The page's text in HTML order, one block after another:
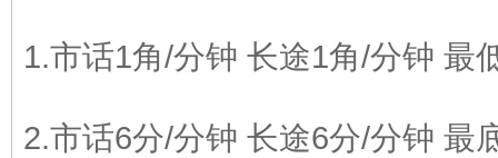
1.市话1角/分钟 长途1角/分钟 最
2.市话6分/分钟 长途6分/分钟 最